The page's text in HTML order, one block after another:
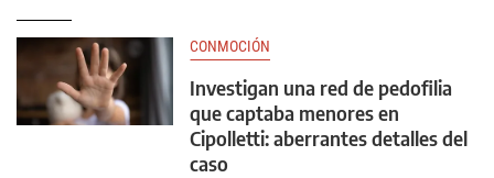
CONMOCIÓN
Investigan una red de pedofilia
que captaba menores en
Cipolletti: aberrantes detalles del
caso